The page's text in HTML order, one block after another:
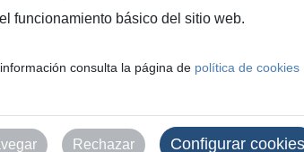
que cada
funcionamiento básico del sitio web.
consulta la página de política de cookies
Rechazar Configurar cookies